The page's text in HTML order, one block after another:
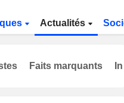
Actualités
Faits marquants